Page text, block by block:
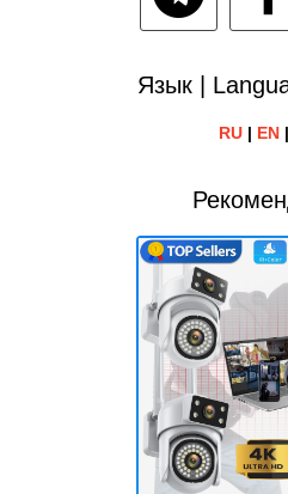
Язык |
RU| EN|